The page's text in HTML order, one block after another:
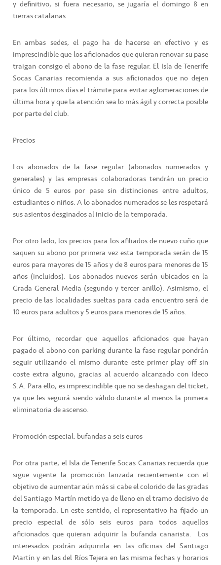
y definitivo, si fuera necesario, se jugaría el domingo 8 en
tierras catalanas.
En ambas sedes, el pago ha de hacerse en efectivo y es
imprescindible que los aficionados que quieran renovar su pase
traigan consigo el abono de la fase regular. El Isla de Tenerife
Socas Canarias recomienda a sus aficionados que no dejen
para los últimos días el trámite para evitar aglomeraciones de
última hora y que la atención sea lo más ágil y correcta posible
por parte del club.
Precios
Los abonados de la fase regular (abonados numerados y
generales) y las empresas colaboradoras tendrán un precio
único de 5 euros por pase sin distinciones entre adultos,
estudiantes o niños. A lo abonados numerados se les respetará
sus asientos desginados al inicio de la temporada.
Por otro lado, los precios para los afiliados de nuevo cuño que
saquen su abono por primera vez esta temporada serán de 15
euros para mayores de 15 años y de 8 euros para menores de 15
años (incluidos). Los abonados nuevos serán ubicados en la
Grada General Media (segundo y tercer anillo). Asimismo, el
precio de las localidades sueltas para cada encuentro será de
10 euros para adultos y 5 euros para menores de 15 años.
Por último, recordar que aquellos aficionados que hayan
pagado el abono con parking durante la fase regular pondrán
seguir utilizando el mismo durante este primer play off sin
coste extra alguno, gracias al acuerdo alcanzado con Ideco
S.A. Para ello, es imprescindible que no se deshagan del ticket,
ya que les seguirá siendo válido durante al menos la primera
eliminatoria de ascenso.
Promoción especial: bufandas a seis euros
Por otra parte, el Isla de Tenerife Socas Canarias recuerda que
sigue vigente la promoción lanzada recientemente con el
objetivo de aumentar aún más si cabe el colorido de las gradas
del Santiago Martín metido ya de lleno en el tramo decisivo de
la temporada. En este sentido, el representativo ha fijado un
precio especial de sólo seis euros para todos aquellos
aficionados que quieran adquirir la bufanda canarista.
Los
interesados podrán adquirirla en las oficinas del Santiago
Martín y en las del Ríos Tejera en las misma fechas y horarios